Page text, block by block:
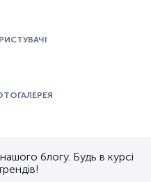
блогу. Будь в курсі